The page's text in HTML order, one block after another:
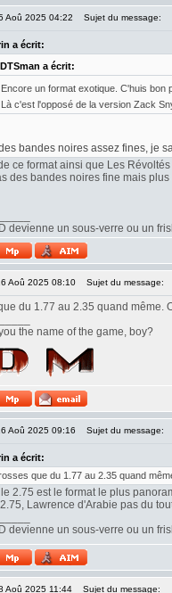
Aoû 2025 04:22 Sujet du message:
a écrit:
DTSman a écrit:
Encore un format exotique. C'huis
Là c'est l'opposé de la version Zack
bandes noires assez fines, je
ce format ainsi que Les
des bandes noires fine mais
devienne un sous-verre ou un
Aoû 2025 08:10 Sujet du message:
du 1.77 au 2.35 quand même.
the name of the game, boy?
Aoû 2025 09:16 Sujet du message:
a écrit:
que du 1.77 au 2.35 quand
2.75 est le format le plus
Lawrence d'Arabie pas du
devienne un sous-verre ou un
Aoû 2025 11:44 Sujet du message: